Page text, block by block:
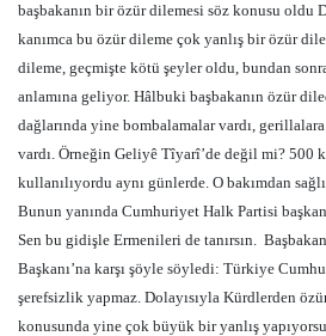
başbakanın bir özür dilemesi söz konusu oldu
kanımca bu özür dileme çok yanlış bir özür
dileme, geçmişte kötü şeyler oldu, bundan
anlamına geliyor. Hâlbuki başbakanın özür
dağlarında yine bombalamalar vardı,
vardı. Örneğin Geliyê Tîyarî’de değil mi?
kullanılıyordu aynı günlerde. O bakımdan
Bunun yanında Cumhuriyet Halk Partisi
Sen bu gidişle Ermenileri de tanırsın.
Başkanı’na karşı şöyle söyledi: Türkiye
şerefsizlik yapmaz. Dolayısıyla Kürdlerden
konusunda yine çok büyük bir yanlış